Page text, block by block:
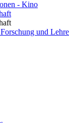
- Kino
und